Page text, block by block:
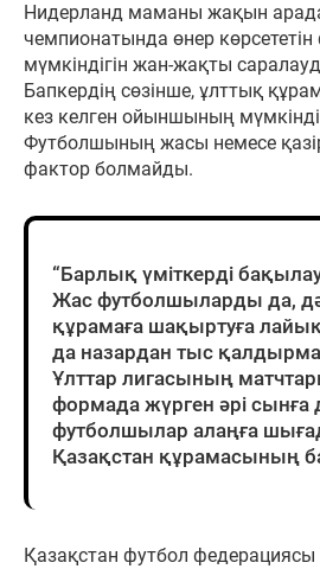
Нидерланд маманы жақын
чемпионатында өнер
мүмкіндігін жан-жақты
Бапкердің сөзінше, ұлттық
кез келген ойыншының
Футболшының жасы немесе
фактор болмайды.
“Барлық үміткерді
Жас футболшыларды да,
құрамаға шақыртуға
да назардан тыс
Ұлттар лигасының
формада жүрген әрі сынға
футболшылар алаңға
Қазақстан құрамасының
Қазақстан футбол